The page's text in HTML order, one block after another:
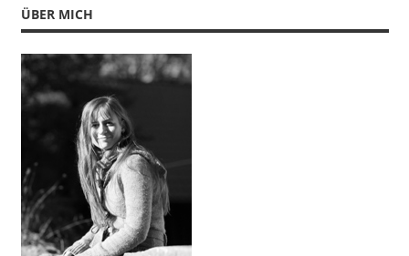
ÜBER MICH